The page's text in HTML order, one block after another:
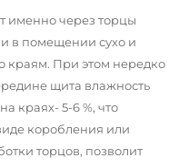
именно через торцы
в помещении сухо и
краям. При этом нередко
щита влажность
краях- 5-6 %, что
коробления или
торцов, позволит